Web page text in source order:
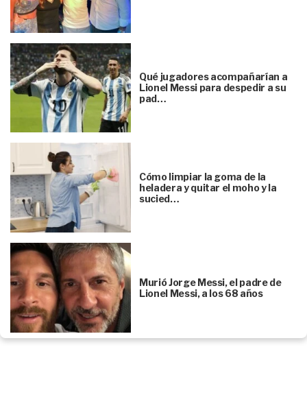
Qué jugadores acompañarían a
Lionel Messi para despedir a su
pad…
Cómo limpiar la goma de la
heladera y quitar el moho y la
sucied…
Murió Jorge Messi, el padre de
Lionel Messi, a los 68 años